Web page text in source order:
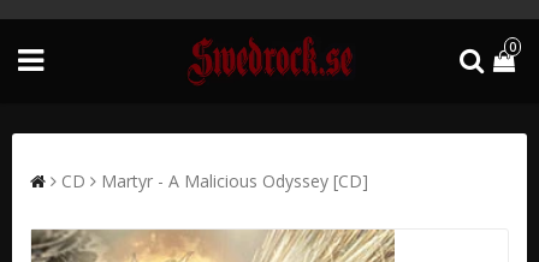
0
CD Martyr - A Malicious Odyssey [CD]